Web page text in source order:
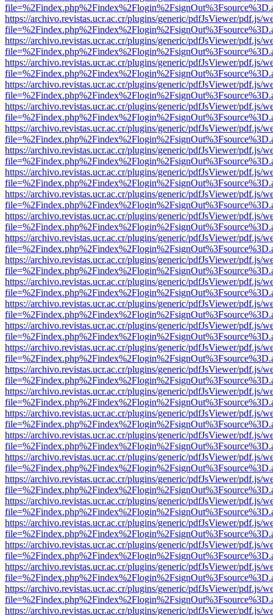
https://archivo.revistas.ucr.ac.cr/plugins/generic/pdfJsViewer/pdf.js/
https://archivo.revistas.ucr.ac.cr/plugins/generic/pdfJsViewer/pdf.js/
https://archivo.revistas.ucr.ac.cr/plugins/generic/pdfJsViewer/pdf.js/
https://archivo.revistas.ucr.ac.cr/plugins/generic/pdfJsViewer/pdf.js/
https://archivo.revistas.ucr.ac.cr/plugins/generic/pdfJsViewer/pdf.js/
https://archivo.revistas.ucr.ac.cr/plugins/generic/pdfJsViewer/pdf.js/
https://archivo.revistas.ucr.ac.cr/plugins/generic/pdfJsViewer/pdf.js/
https://archivo.revistas.ucr.ac.cr/plugins/generic/pdfJsViewer/pdf.js/
https://archivo.revistas.ucr.ac.cr/plugins/generic/pdfJsViewer/pdf.js/
https://archivo.revistas.ucr.ac.cr/plugins/generic/pdfJsViewer/pdf.js/
https://archivo.revistas.ucr.ac.cr/plugins/generic/pdfJsViewer/pdf.js/
https://archivo.revistas.ucr.ac.cr/plugins/generic/pdfJsViewer/pdf.js/
https://archivo.revistas.ucr.ac.cr/plugins/generic/pdfJsViewer/pdf.js/
https://archivo.revistas.ucr.ac.cr/plugins/generic/pdfJsViewer/pdf.js/
https://archivo.revistas.ucr.ac.cr/plugins/generic/pdfJsViewer/pdf.js/
https://archivo.revistas.ucr.ac.cr/plugins/generic/pdfJsViewer/pdf.js/
https://archivo.revistas.ucr.ac.cr/plugins/generic/pdfJsViewer/pdf.js/
https://archivo.revistas.ucr.ac.cr/plugins/generic/pdfJsViewer/pdf.js/
https://archivo.revistas.ucr.ac.cr/plugins/generic/pdfJsViewer/pdf.js/
https://archivo.revistas.ucr.ac.cr/plugins/generic/pdfJsViewer/pdf.js/
https://archivo.revistas.ucr.ac.cr/plugins/generic/pdfJsViewer/pdf.js/
https://archivo.revistas.ucr.ac.cr/plugins/generic/pdfJsViewer/pdf.js/
https://archivo.revistas.ucr.ac.cr/plugins/generic/pdfJsViewer/pdf.js/
https://archivo.revistas.ucr.ac.cr/plugins/generic/pdfJsViewer/pdf.js/
https://archivo.revistas.ucr.ac.cr/plugins/generic/pdfJsViewer/pdf.js/
https://archivo.revistas.ucr.ac.cr/plugins/generic/pdfJsViewer/pdf.js/
https://archivo.revistas.ucr.ac.cr/plugins/generic/pdfJsViewer/pdf.js/
https://archivo.revistas.ucr.ac.cr/plugins/generic/pdfJsViewer/pdf.js/